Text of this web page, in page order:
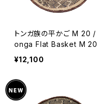
トンガ族の平かご M 20 / T
onga Flat Basket M 20
¥12,100